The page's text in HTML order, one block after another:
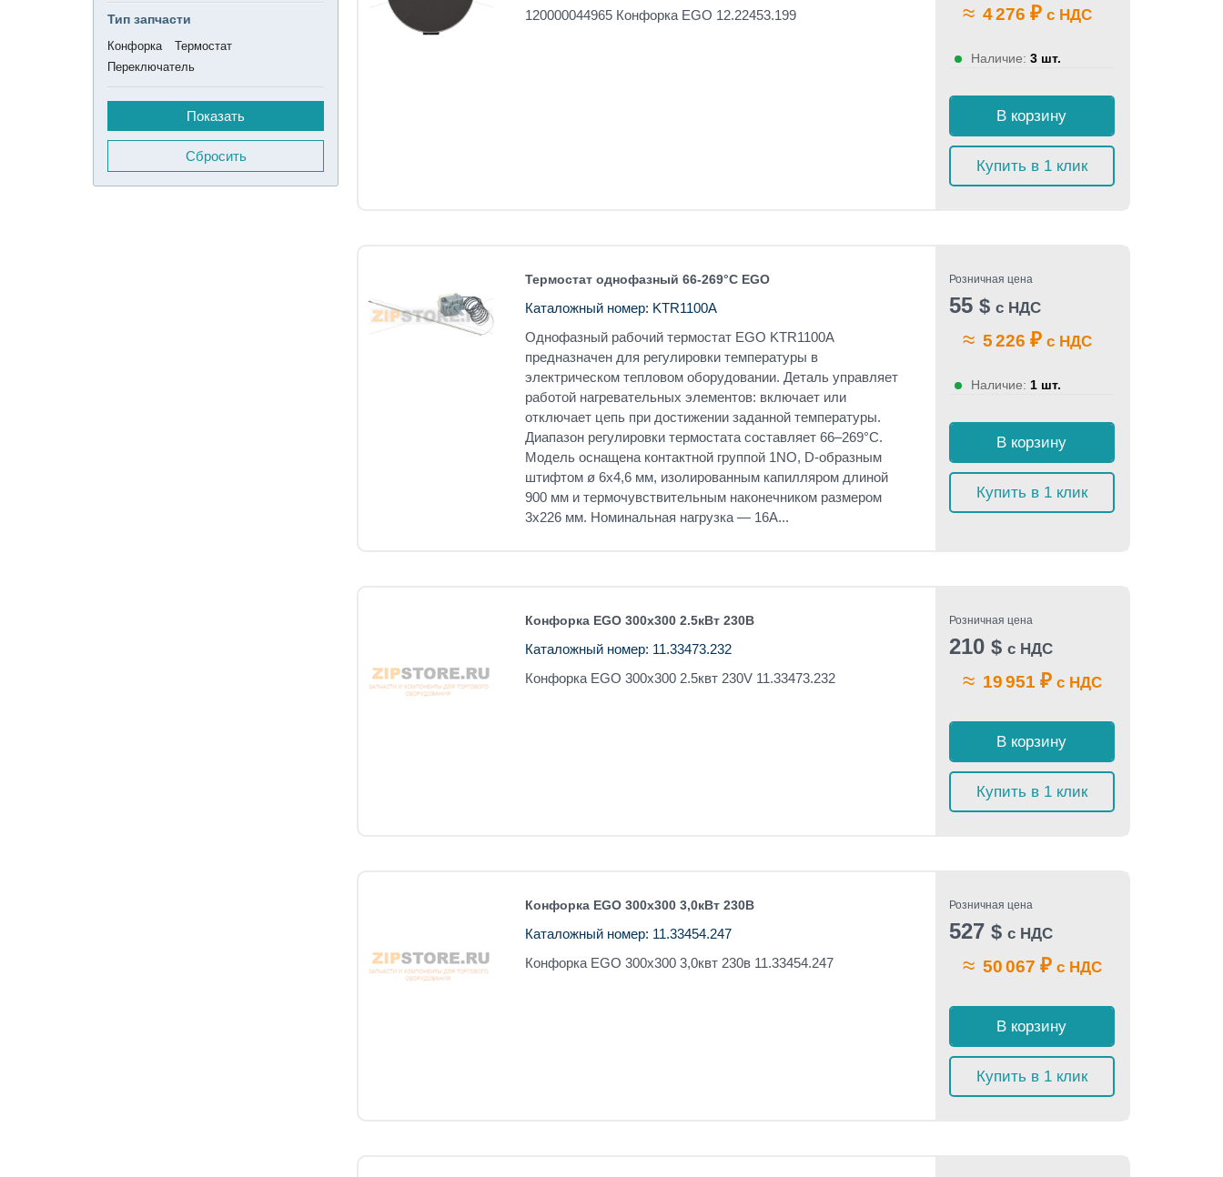
Тип запчасти
Конфорка
Термостат
Переключатель
Сбросить
120000044965 Конфорка ЕGO 12.22453.199 ≈ 4 276 ₽с НДС
Наличие: 3 шт.
В корзину
Купить в 1 клик
Термостат однофазный 66-269°C EGO
Каталожный номер: KTR1100A
Однофазный рабочий термостат EGO KTR1100A
предназначен для регулировки температуры в
электрическом тепловом оборудовании. Деталь управляет
работой нагревательных элементов: включает или
отключает цепь при достижении заданной температуры.
Диапазон регулировки термостата составляет 66–269°C.
Модель оснащена контактной группой 1NO, D-образным
штифтом ø 6x4,6 мм, изолированным капилляром длиной
900 мм и термочувствительным наконечником размером
3x226 мм. Номинальная нагрузка — 16A...
Розничная цена
55 $ с НДС
≈ 5 226 ₽с НДС
Наличие: 1 шт.
В корзину
Купить в 1 клик
Конфорка EGO 300х300 2.5кВт 230В
Каталожный номер: 11.33473.232
Конфорка EGO 300х300 2.5квт 230V 11.33473.232
Розничная цена
210 $ с НДС
≈ 19 951 ₽с НДС
В корзину
Купить в 1 клик
Конфорка EGO 300х300 3,0кВт 230В
Каталожный номер: 11.33454.247
Конфорка EGO 300х300 3,0квт 230в 11.33454.247
Розничная цена
527 $ с НДС
≈ 50 067 ₽с НДС
В корзину
Купить в 1 клик